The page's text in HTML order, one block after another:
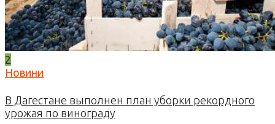
2
Новини
В Дагестане выполнен план уборки рекордного
урожая по винограду